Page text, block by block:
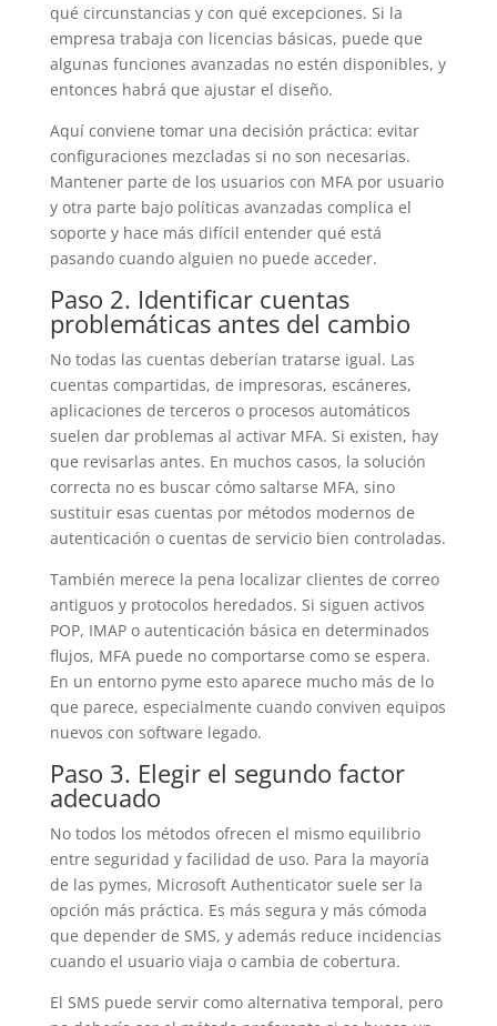
qué circunstancias y con qué excepciones. Si la
empresa trabaja con licencias básicas, puede que
algunas funciones avanzadas no estén disponibles, y
entonces habrá que ajustar el diseño.
Aquí conviene tomar una decisión práctica: evitar
configuraciones mezcladas si no son necesarias.
Mantener parte de los usuarios con MFA por usuario
y otra parte bajo políticas avanzadas complica el
soporte y hace más difícil entender qué está
pasando cuando alguien no puede acceder.
Paso 2. Identificar cuentas
problemáticas antes del cambio
No todas las cuentas deberían tratarse igual. Las
cuentas compartidas, de impresoras, escáneres,
aplicaciones de terceros o procesos automáticos
suelen dar problemas al activar MFA. Si existen, hay
que revisarlas antes. En muchos casos, la solución
correcta no es buscar cómo saltarse MFA, sino
sustituir esas cuentas por métodos modernos de
autenticación o cuentas de servicio bien controladas.
También merece la pena localizar clientes de correo
antiguos y protocolos heredados. Si siguen activos
POP, IMAP o autenticación básica en determinados
flujos, MFA puede no comportarse como se espera.
En un entorno pyme esto aparece mucho más de lo
que parece, especialmente cuando conviven equipos
nuevos con software legado.
Paso 3. Elegir el segundo factor
adecuado
No todos los métodos ofrecen el mismo equilibrio
entre seguridad y facilidad de uso. Para la mayoría
de las pymes, Microsoft Authenticator suele ser la
opción más práctica. Es más segura y más cómoda
que depender de SMS, y además reduce incidencias
cuando el usuario viaja o cambia de cobertura.
El SMS puede servir como alternativa temporal, pero